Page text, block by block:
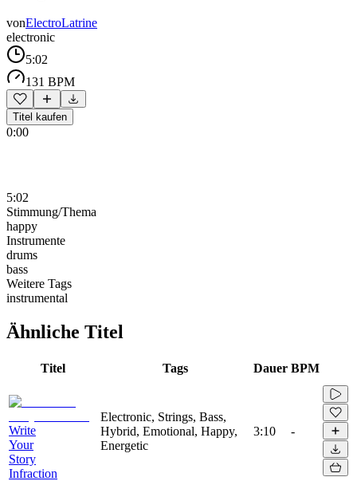
vonElectroLatrine
electronic
5:02
131 BPM
Titel kaufen
0:00
5:02
Stimmung/Thema
happy
Instrumente
drums
bass
Weitere Tags
instrumental
Ähnliche Titel
Titel Tags Dauer BPM
Write
Your
Story
Infraction
Electronic, Strings, Bass,
Hybrid, Emotional, Happy,
Energetic
3:10 -